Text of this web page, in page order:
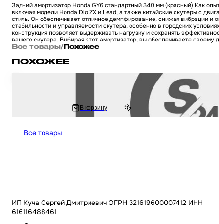
Задний амортизатор Honda GY6 стандартный 340 мм (красный) Как
включая модели Honda Dio ZX и Lead, а также китайские скутеры с
стиль. Он обеспечивает отличное демпфирование, снижая вибрации и
стабильности и управляемости скутера, особенно в городских
конструкция позволяет выдерживать нагрузку и сохранять
вашего скутера. Выбирая этот амортизатор, вы обеспечиваете
Все товары/Похожее
ПОХОЖЕЕ
Амортизатор задний на скутер Honda Dio AF - 18 / 27 и китайский GY6
В корзину
Все товары
ИП Куча Сергей Дмитриевич ОГРН 321619600007412 ИНН
616116488461